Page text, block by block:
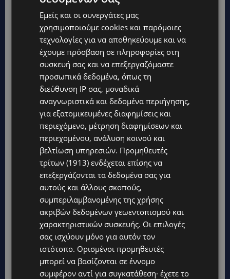
Topics
STORIES
ΓΕΝΕΘΛΙΟΣ ΗΜΕΡΑ: Η ηλικία είναι μόνο ένας αριθμός – Οι
άνθρωποι και οι στιγμές είναι η πραγματική μας ιστορία
ΕΛΕΝΑ ΑΝΤΩΝΙΑΔΟΥ: Αγώνας ζωής για τη 37χρονη μητέρα
τριών παιδιών – Έρανος για τη θεραπεία της στην Αγγλία
UPDATES
ΚΑΤΑΓΓΕΛΙΑ: Για άνδρα που φέρεται να παρενοχλούσε
γυναίκες στο Δασούδι – Σε εξέλιξη οι αστυνομικές έρευνες
UPDATES
ΛΕΥΚΩΣΙΑ: Γιατί ένας 16χρονος φέρεται να έβαλε φωτιά σε
ιστορική μπυραρία – Η Αστυνομία αναζητεί το κίνητρο
Εμείς και οι συνεργάτες μας
χρησιμοποιούμε cookies και παρόμοιες
τεχνολογίες για να αποθηκεύουμε και να
έχουμε πρόσβαση σε πληροφορίες στη
συσκευή σας και να επεξεργαζόμαστε
προσωπικά δεδομένα, όπως τη
διεύθυνση IP σας, μοναδικά
αναγνωριστικά και δεδομένα περιήγησης,
για εξατομικευμένες διαφημίσεις και
περιεχόμενο, μέτρηση διαφημίσεων και
περιεχομένου, ανάλυση κοινού και
βελτίωση υπηρεσιών. Προμηθευτές
τρίτων (1913) ενδέχεται επίσης να
επεξεργάζονται τα δεδομένα σας για
αυτούς και άλλους σκοπούς,
συμπεριλαμβανομένης της χρήσης
ακριβών δεδομένων γεωεντοπισμού και
χαρακτηριστικών συσκευής. Οι επιλογές
σας ισχύουν μόνο για αυτόν τον
ιστότοπο. Ορισμένοι προμηθευτές
μπορεί να βασίζονται σε έννομο
συμφέρον αντί για συγκατάθεση· έχετε το